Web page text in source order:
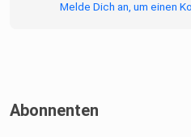
einsetzt.Melde Dich an, um einen
Abonnenten